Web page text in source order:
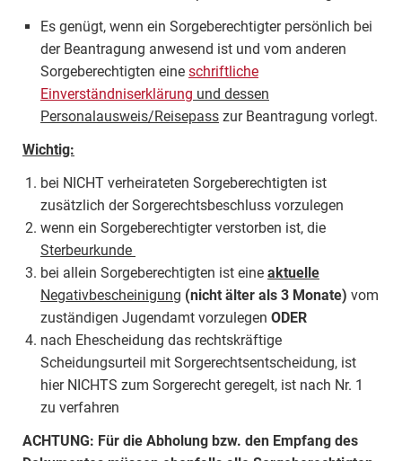
Es genügt, wenn ein Sorgeberechtigter persönlich bei
der Beantragung anwesend ist und vom anderen
Sorgeberechtigten eine schriftliche
Einverständniserklärung und dessen
Personalausweis/Reisepass zur Beantragung vorlegt.
Wichtig:
bei NICHT verheirateten Sorgeberechtigten ist
zusätzlich der Sorgerechtsbeschluss vorzulegen
wenn ein Sorgeberechtigter verstorben ist, die
Sterbeurkunde
bei allein Sorgeberechtigten ist eine aktuelle
Negativbescheinigung (nicht älter als 3 Monate) vom
zuständigen Jugendamt vorzulegen ODER
nach Ehescheidung das rechtskräftige
Scheidungsurteil mit Sorgerechtsentscheidung, ist
hier NICHTS zum Sorgerecht geregelt, ist nach Nr. 1
zu verfahren
ACHTUNG: Für die Abholung bzw. den Empfang des